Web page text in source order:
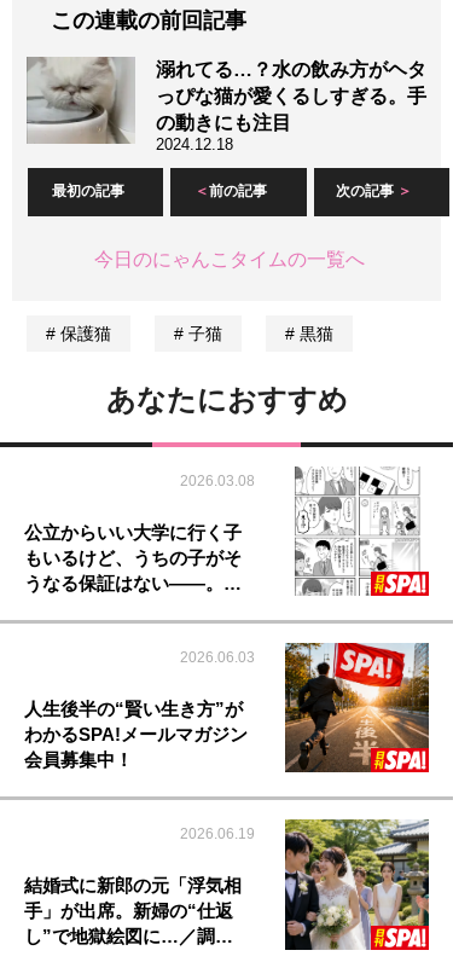
この連載の前回記事
溺れてる…？水の飲み方がヘタ
っぴな猫が愛くるしすぎる。手
の動きにも注目
2024.12.18
最初の記事 前の記事 次の記事
今日のにゃんこタイムの一覧へ
保護猫 子猫 黒猫
あなたにおすすめ
2026.03.08
公立からいい大学に行く子
もいるけど、うちの子がそ
うなる保証はない――。…
2026.06.03
人生後半の“賢い生き方”が
わかるSPA!メールマガジン
会員募集中！
2026.06.19
結婚式に新郎の元「浮気相
手」が出席。新婦の“仕返
し”で地獄絵図に…／調…